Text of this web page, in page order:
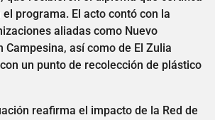
programa. El acto contó con la
aliadas como Nuevo
Campesina, así como de El Zulia
un punto de recolección de plástico
reafirma el impacto de la Red de